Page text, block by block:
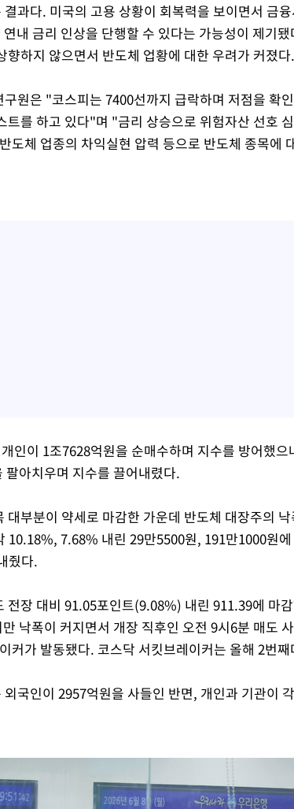
과다. 미국의 고용 상황이 회복력을 보이면서 금
내 금리 인상을 단행할 수 있다는 가능성이 제기
향하지 않으면서 반도체 업황에 대한 우려가 커졌다.
원은 "코스피는 7400선까지 급락하며 저점을 확
트를 하고 있다"며 "금리 상승으로 위험자산 선호
도체 업종의 차익실현 압력 등으로 반도체 종목에
인이 1조7628억원을 순매수하며 지수를 방어했
아치우며 지수를 끌어내렸다.
대부분이 약세로 마감한 가운데 반도체 대장주의
10.18%, 7.68% 내린 29만5500원, 191만1000원
줬다.
전장 대비 91.05포인트(9.08%) 내린 911.39에 마
낙폭이 커지면서 개장 직후인 오전 9시6분 매도
커가 발동됐다. 코스닥 서킷브레이커는 올해 2번째
국인이 2957억원을 사들인 반면, 개인과 기관이